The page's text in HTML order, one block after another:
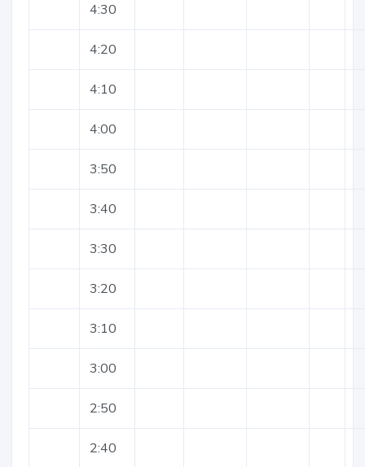
4:30
4:20
4:10
4:00
3:50
3:40
3:30
3:20
3:10
3:00
2:50
2:40